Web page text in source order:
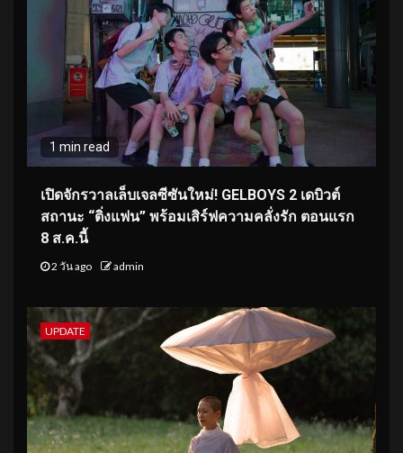
1 min read
เปิดจักรวาลเล็บเจลซีซันใหม่! GELBOYS 2 เดบิวต์
สถานะ “ติ่งแฟน” พร้อมเสิร์ฟความคลั่งรัก ตอนแรก
8 ส.ค.นี้
2 วัน ago admin
UPDATE